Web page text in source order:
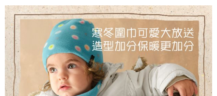
用戶於交易時，得透過本服務購買商品或服務，並由商店將買賣／分期付款
買賣價金債權讓與本公司後，依約使用本公司帳單繳交帳款。
2.基於同意付款使用「大哥付你分期」之契約關係目的，商店將以您的個人
資料（包含姓名、電話或地址）提供予台灣大哥大進項蒐集、處理及利用，
由本公司與您本人進行分期帳單所需資料之確認、核對及更正。
3.完整用戶服務條款，請詳閱以下連結：https://oppay.tw/userRule
※ 請注意：結帳手續完成當下不需立刻繳費，但若您需要取消訂單，請聯絡
購買商品的店家。未經商家同意取消之訂單仍視為有效，需透過AFTEE先享
後付繳納相關費用。
※ 交易是否成功請以「AFTEE先享後付 」之結帳頁面顯示為準，若有關於
是否繳費成功／繳費後需取消欲退款等相關疑問，請聯繫「AFTEE先享後付
客戶支援中心」https://netprotections.freshdesk.com/support/home
【注意事項】
１．透過由恩沛科技股份有限公司提供之「AFTEE先享後付」服務完成之交
易，需依本服務之必要範圍內提供個人資料，並將交易相關給付款項請求債
權轉讓予恩沛科技股份有限公司。
每筆NT$60，滿NT$1,000(含以上)免運費
付款後7-11取貨
每筆NT$60，滿NT$1,000(含以上)免運費
宅配
每筆NT$100，滿NT$1,000(含以上)免運費